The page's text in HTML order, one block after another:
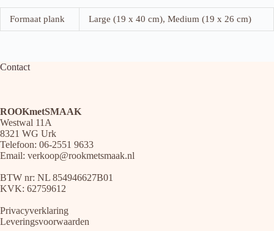
Formaat plank Large (19 x 40 cm), Medium (19 x 26 cm)
Contact
ROOKmetSMAAK
Westwal 11A
8321 WG Urk
Telefoon: 06-2551 9633
Email: verkoop@rookmetsmaak.nl
BTW nr: NL 854946627B01
KVK: 62759612
Privacyverklaring
Leveringsvoorwaarden